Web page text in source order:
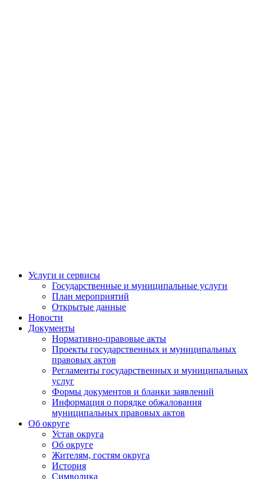
Услуги и сервисы
Государственные и муниципальные услуги
План мероприятий
Открытые данные
Новости
Документы
Нормативно-правовые акты
Проекты государственных и муниципальных
правовых актов
Регламенты государственных и муниципальных
услуг
Формы документов и бланки заявлений
Информация о порядке обжалования
муниципальных правовых актов
Об округе
Устав округа
Об округе
Жителям, гостям округа
История
Символика